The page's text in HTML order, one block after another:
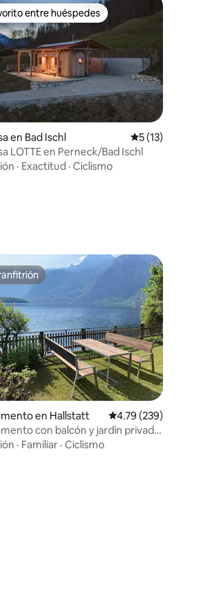
4.96 de 5, 57 reseñas
entre huéspedes preferido
entre huéspedes
en Bad Ischl Calificación
5 (13)
Minicasa LOTTE en Perneck/Bad Ischl
· Exactitud · Ciclismo
4.99 de 5, 80 reseñas
en Hallstatt Calificación promedio:
4.79 (239)
con balcón y jardín privado
lago
· Familiar · Ciclismo